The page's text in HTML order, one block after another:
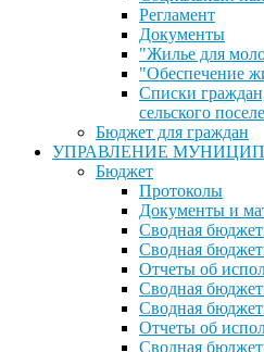
Регламент
Документы
"Жилье для
"Обеспечение
Списки
сельского
Бюджет для граждан
УПРАВЛЕНИЕ
Бюджет
Протоколы
Документы и
Сводная
Сводная
Отчеты об
Сводная
Сводная
Отчеты об
Сводная